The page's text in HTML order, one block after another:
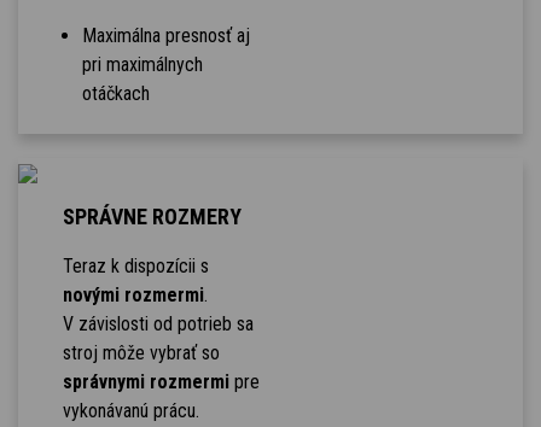
Maximálna presnosť aj
pri maximálnych
otáčkach
SPRÁVNE ROZMERY
Teraz k dispozícii s
novými rozmermi.
V závislosti od potrieb sa
stroj môže vybrať so
správnymi rozmermipre
vykonávanú prácu.